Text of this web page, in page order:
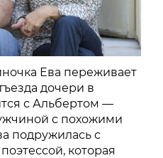
Ева переживает
дочери в
с Альбертом —
с похожими
подружилась с
которая